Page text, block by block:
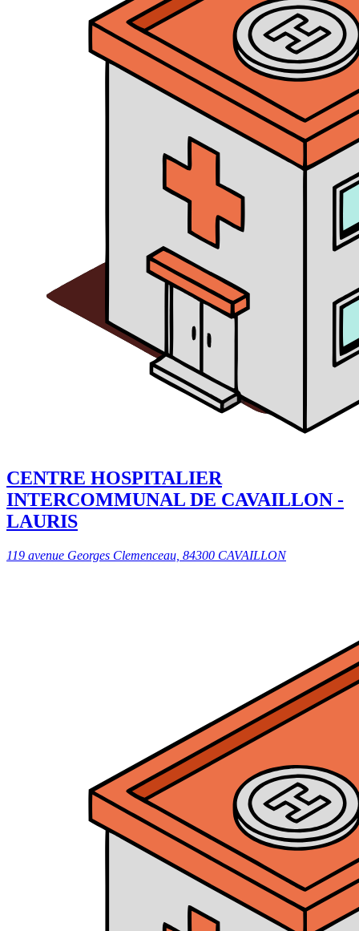
CENTRE HOSPITALIER
INTERCOMMUNAL DE CAVAILLON -
LAURIS
119 avenue Georges Clemenceau, 84300 CAVAILLON